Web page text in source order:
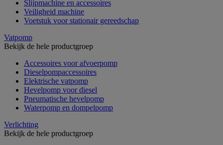
Slijpmachine en accessoires
Veiligheid machine
Voetstuk voor stationair gereedschap
Vatpomp
Bekijk de hele productgroep
Accessoires voor afvoerpomp
Dieselpompaccessoires
Elektrische vatpomp
Hevelpomp voor diesel
Pneumatische hevelpomp
Waterpomp en dompelpomp
Verlichting
Bekijk de hele productgroep